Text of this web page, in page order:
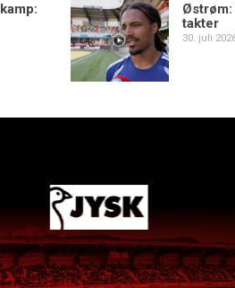
takter
30. juli